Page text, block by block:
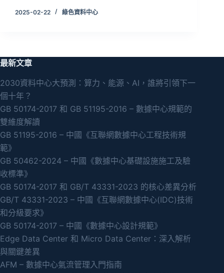
2025-02-22 綠色資料中心
最新文章
2030資料中心大預測：算力、能源、AI，誰將引領下一
個十年？
GB 50174-2017 和 GB 51195-2016 – 數據中心規範的
雙維度解讀
GB 51195-2016 – 中國《互聯網數據中心工程技術規
範》
GB 50462-2024 – 中國《數據中心基礎設施施工及驗
收標準》
GB 50174-2017 和 GB/T 43331-2023 的核心差異分析
GB/T 43331-2023 – 中國《互聯網數據中心(IDC)技術
和分級要求》
GB 50174-2017 – 中國《數據中心設計規範》
Edge Data Center 和 Micro Data Center：深入解析
與關鍵差異
AFM – 數據中心氣流管理入門指南